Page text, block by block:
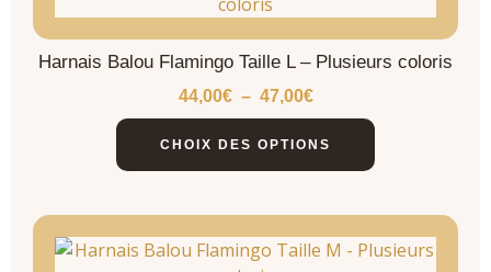
Harnais Balou Flamingo Taille L – Plusieurs coloris
44,00€ – 47,00€
CHOIX DES OPTIONS